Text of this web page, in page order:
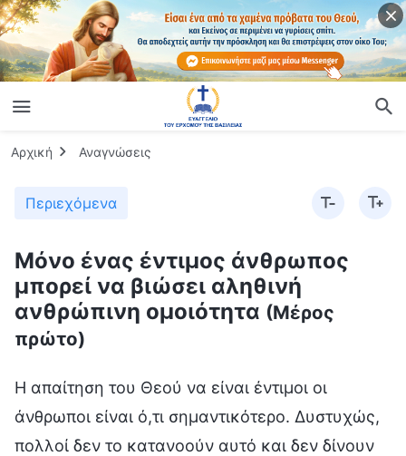
Αρχική Αναγνώσεις
Περιεχόμενα
Μόνο ένας έντιμος άνθρωπος
μπορεί να βιώσει αληθινή
ανθρώπινη ομοιότητα (Μέρος
πρώτο)
Η απαίτηση του Θεού να είναι έντιμοι οι
άνθρωποι είναι ό,τι σημαντικότερο. Δυστυχώς,
πολλοί δεν το κατανοούν αυτό και δεν δίνουν